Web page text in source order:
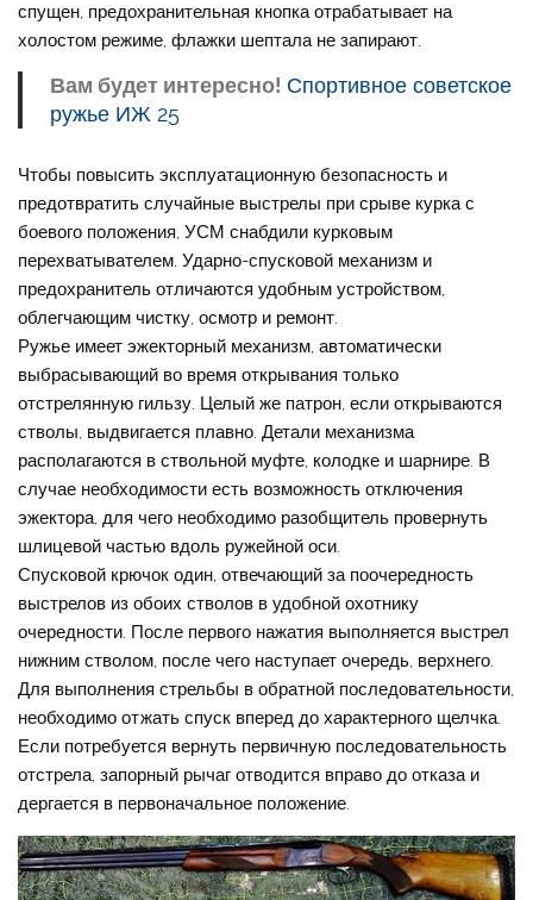
спущен, предохранительная кнопка отрабатывает на
холостом режиме, флажки шептала не запирают.
Вам будет интересно! Спортивное советское
ружье ИЖ 25
Чтобы повысить эксплуатационную безопасность и
предотвратить случайные выстрелы при срыве курка с
боевого положения, УСМ снабдили курковым
перехватывателем. Ударно-спусковой механизм и
предохранитель отличаются удобным устройством,
облегчающим чистку, осмотр и ремонт.
Ружье имеет эжекторный механизм, автоматически
выбрасывающий во время открывания только
отстрелянную гильзу. Целый же патрон, если открываются
стволы, выдвигается плавно. Детали механизма
располагаются в ствольной муфте, колодке и шарнире. В
случае необходимости есть возможность отключения
эжектора, для чего необходимо разобщитель провернуть
шлицевой частью вдоль ружейной оси.
Спусковой крючок один, отвечающий за поочередность
выстрелов из обоих стволов в удобной охотнику
очередности. После первого нажатия выполняется выстрел
нижним стволом, после чего наступает очередь, верхнего.
Для выполнения стрельбы в обратной последовательности,
необходимо отжать спуск вперед до характерного щелчка.
Если потребуется вернуть первичную последовательность
отстрела, запорный рычаг отводится вправо до отказа и
дергается в первоначальное положение.